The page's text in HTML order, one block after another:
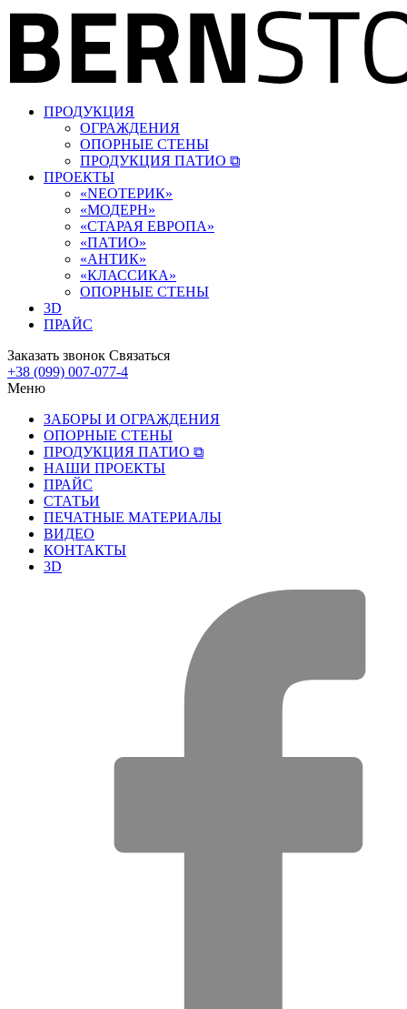
ПРОДУКЦИЯ
ОГРАЖДЕНИЯ
ОПОРНЫЕ СТЕНЫ
ПРОДУКЦИЯ ПАТИО ⧉
ПРОЕКТЫ
«‎NEOТЕРИК»
«‎МОДЕРН»
«СТАРАЯ ЕВРОПА»
«ПАТИО»
«АНТИК»
«КЛАССИКА»
ОПОРНЫЕ СТЕНЫ
3D
ПРАЙС
Заказать звонок Связаться
+38 (099) 007-077-4
Меню
ЗАБОРЫ И ОГРАЖДЕНИЯ
ОПОРНЫЕ СТЕНЫ
ПРОДУКЦИЯ ПАТИО ⧉
НАШИ ПРОЕКТЫ
ПРАЙС
СТАТЬИ
ПЕЧАТНЫЕ МАТЕРИАЛЫ
ВИДЕО
КОНТАКТЫ
3D